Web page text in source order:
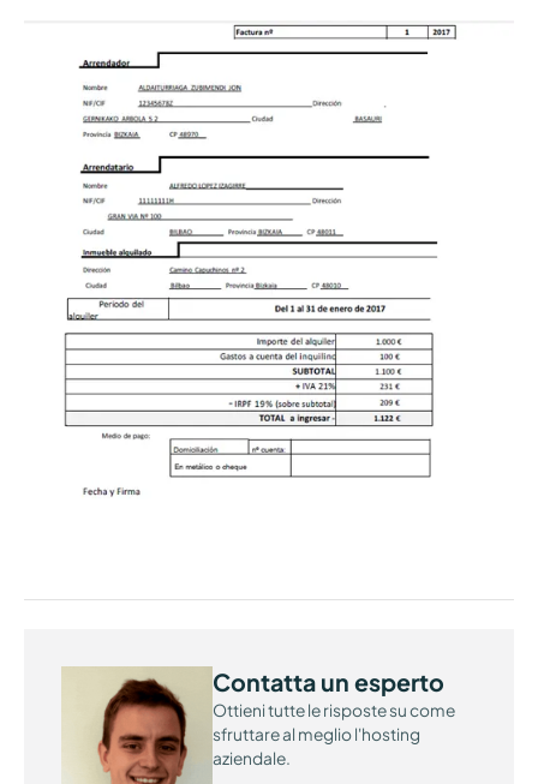
Contatta un esperto
Ottieni tutte le risposte su come
sfruttare al meglio l'hosting
aziendale.